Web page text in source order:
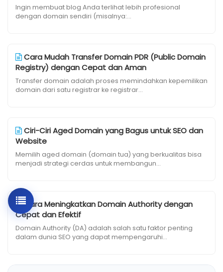
Ingin membuat blog Anda terlihat lebih profesional
dengan domain sendiri (misalnya:...
Cara Mudah Transfer Domain PDR (Public Domain
Registry) dengan Cepat dan Aman
Transfer domain adalah proses memindahkan kepemilikan
domain dari satu registrar ke registrar...
Ciri-Ciri Aged Domain yang Bagus untuk SEO dan
Website
Memilih aged domain (domain tua) yang berkualitas bisa
menjadi strategi cerdas untuk membangun...
Cara Meningkatkan Domain Authority dengan
Cepat dan Efektif
Domain Authority (DA) adalah salah satu faktor penting
dalam dunia SEO yang dapat mempengaruhi...